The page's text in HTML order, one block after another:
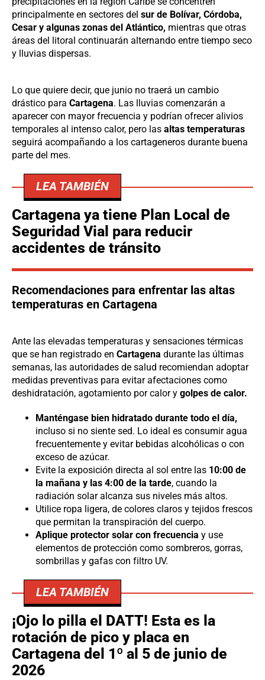
principalmente en sectores del sur de Bolívar, Córdoba,
Cesar y algunas zonas del Atlántico, mientras que otras
áreas del litoral continuarán alternando entre tiempo seco
y lluvias dispersas.
Lo que quiere decir, que junio no traerá un cambio
drástico para Cartagena. Las lluvias comenzarán a
aparecer con mayor frecuencia y podrían ofrecer alivios
temporales al intenso calor, pero las altas temperaturas
seguirá acompañando a los cartageneros durante buena
parte del mes.
LEA TAMBIÉN
Cartagena ya tiene Plan Local de
Seguridad Vial para reducir
accidentes de tránsito
Recomendaciones para enfrentar las altas
temperaturas en Cartagena
Ante las elevadas temperaturas y sensaciones térmicas
que se han registrado en Cartagena durante las últimas
semanas, las autoridades de salud recomiendan adoptar
medidas preventivas para evitar afectaciones como
deshidratación, agotamiento por calor y golpes de calor.
Manténgase bien hidratado durante todo el día,
incluso si no siente sed. Lo ideal es consumir agua
frecuentemente y evitar bebidas alcohólicas o con
exceso de azúcar.
Evite la exposición directa al sol entre las 10:00 de
la mañana y las 4:00 de la tarde, cuando la
radiación solar alcanza sus niveles más altos.
Utilice ropa ligera, de colores claros y tejidos frescos
que permitan la transpiración del cuerpo.
Aplique protector solar con frecuencia y use
elementos de protección como sombreros, gorras,
sombrillas y gafas con filtro UV.
LEA TAMBIÉN
¡Ojo lo pilla el DATT! Esta es la
rotación de pico y placa en
Cartagena del 1º al 5 de junio de
2026